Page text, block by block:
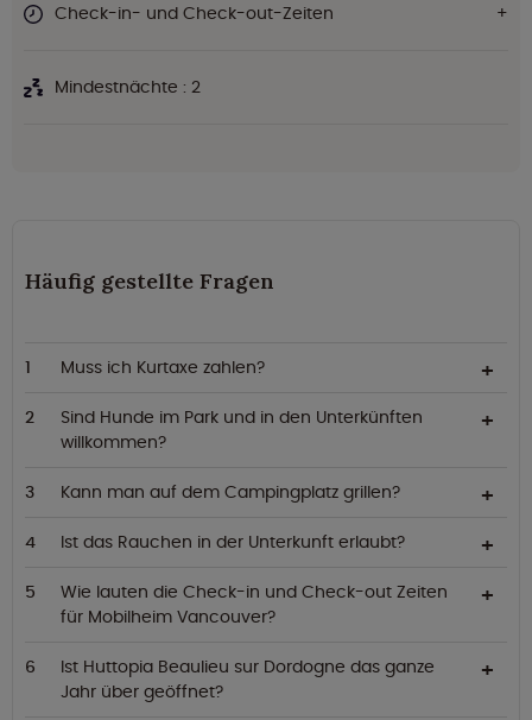
Check-in- und Check-out-Zeiten
Mindestnächte : 2
Häufig gestellte Fragen
Muss ich Kurtaxe zahlen?
Sind Hunde im Park und in den Unterkünften
willkommen?
Kann man auf dem Campingplatz grillen?
Ist das Rauchen in der Unterkunft erlaubt?
Wie lauten die Check-in und Check-out Zeiten
für Mobilheim Vancouver?
Ist Huttopia Beaulieu sur Dordogne das ganze
Jahr über geöffnet?